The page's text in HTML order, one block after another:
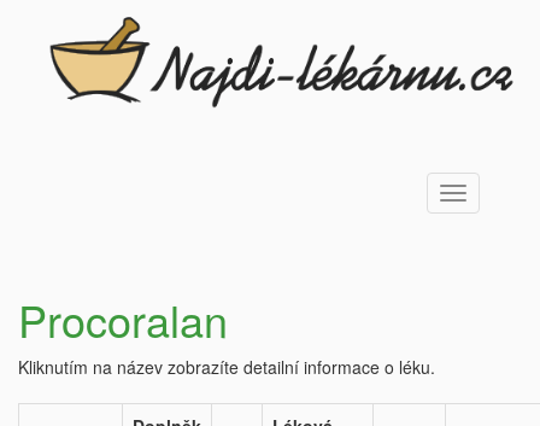
Toggle
navigation
Procoralan
Kliknutím na název zobrazíte detailní informace o léku.